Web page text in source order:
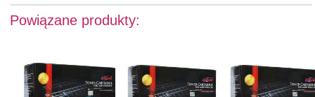
Powiązane produkty: